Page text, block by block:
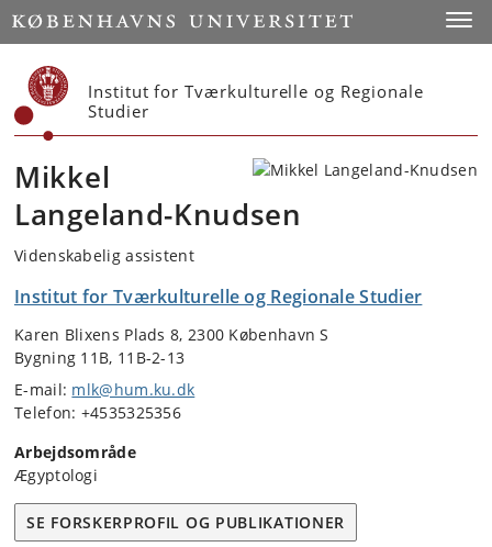
Start
Institut for Tværkulturelle og Regionale
Studier
Mikkel
Langeland-Knudsen
Videnskabelig assistent
Institut for Tværkulturelle og Regionale Studier
Karen Blixens Plads 8, 2300 København S
Bygning 11B, 11B-2-13
E-mail: mlk@hum.ku.dk
Telefon: +4535325356
Arbejdsområde
Ægyptologi
SE FORSKERPROFIL OG PUBLIKATIONER